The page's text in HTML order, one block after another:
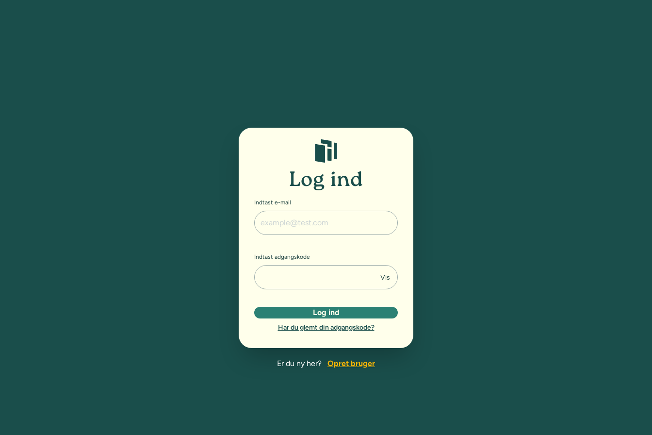
Log ind
Indtast e-mail
Indtast adgangskode
Vis
Log ind
Har du glemt din adgangskode?
Er du ny her? Opret bruger